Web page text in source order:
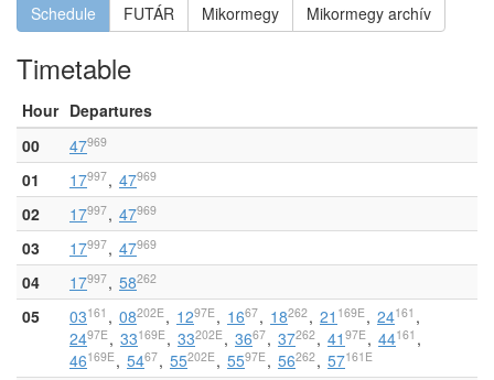
Schedule FUTÁR Mikormegy Mikormegy archív
Timetable
Hour Departures
00
47969
01 17997 47969
02 17997 47969
03 17997 47969
04 17997 58262
05 03161 08202E 1297E 1667 18262 21 169E 24161
2497E 33169E 33202E 3667 37262 41 97E 44161
46169E 5467 55202E 5597E 56262 57161E